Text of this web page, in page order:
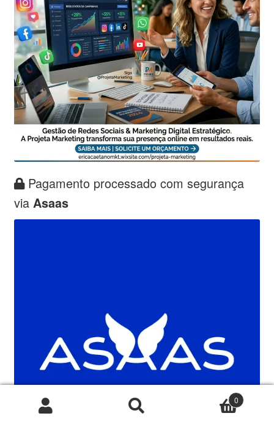
Pagamento processado com segurança
via Asaas
Pesquisar
Pesquisar
0